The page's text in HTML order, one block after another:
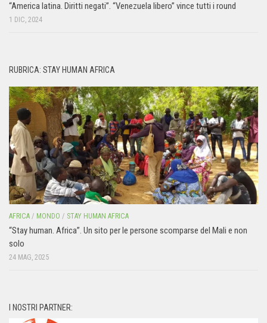
“America latina. Diritti negati”. “Venezuela libero” vince tutti i round
1 DIC, 2024
RUBRICA: STAY HUMAN AFRICA
AFRICA / MONDO / STAY HUMAN AFRICA
“Stay human. Africa”. Un sito per le persone scomparse del Mali e non
solo
24 MAG, 2025
I NOSTRI PARTNER: